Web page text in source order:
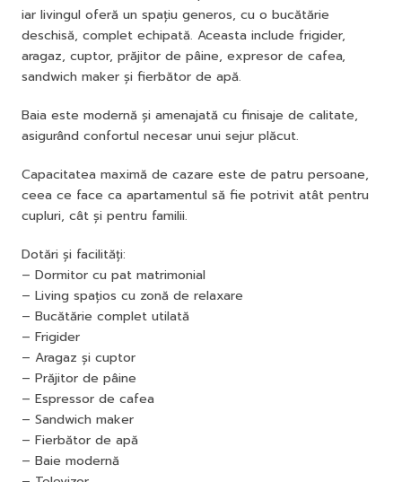
iar livingul oferă un spațiu generos, cu o bucătărie
deschisă, complet echipată. Aceasta include frigider,
aragaz, cuptor, prăjitor de pâine, expresor de cafea,
sandwich maker și fierbător de apă.
Baia este modernă și amenajată cu finisaje de calitate,
asigurând confortul necesar unui sejur plăcut.
Capacitatea maximă de cazare este de patru persoane,
ceea ce face ca apartamentul să fie potrivit atât pentru
cupluri, cât și pentru familii.
Dotări și facilități:
– Dormitor cu pat matrimonial
– Living spațios cu zonă de relaxare
– Bucătărie complet utilată
– Frigider
– Aragaz și cuptor
– Prăjitor de pâine
– Espressor de cafea
– Sandwich maker
– Fierbător de apă
– Baie modernă